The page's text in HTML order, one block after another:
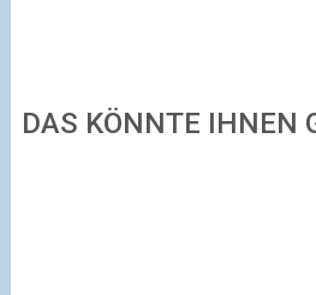
DAS KÖNNTE IHNEN